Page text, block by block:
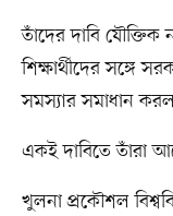
তাঁদের দাবি
শিক্ষার্থীদের সঙ্গে
সমস্যার সমাধান
একই দাবিতে তাঁরা
খুলনা প্রকৌশল